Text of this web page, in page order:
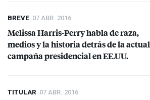
BREVE 07 ABR. 2016
Melissa Harris-Perry habla de raza,
medios y la historia detrás de la actual
campaña presidencial en EE.UU.
TITULAR 07 ABR. 2016